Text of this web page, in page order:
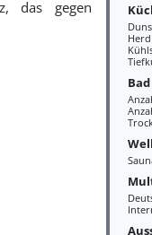
Herd
Bad
das gegen